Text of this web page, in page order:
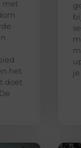
met
het
doet
je